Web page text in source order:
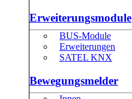
Erweiterungsmodule
BUS-Module
Erweiterungen
SATEL KNX
Bewegungsmelder